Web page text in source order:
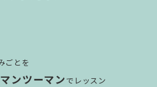
ごとを
ンツーマンでレッスン